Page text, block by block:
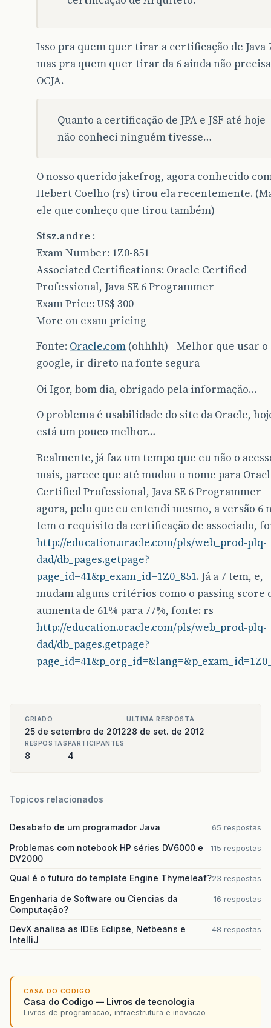
Isso pra quem quer tirar a certificação de Java
mas pra quem quer tirar da 6 ainda não
OCJA.
Quanto a certificação de JPA e JSF até hoje
não conheci ninguém tivesse…
O nosso querido jakefrog, agora conhecido
Hebert Coelho (rs) tirou ela recentemente.
ele que conheço que tirou também)
Stsz.andre :
Exam Number: 1Z0-851
Associated Certifications: Oracle Certified
Professional, Java SE 6 Programmer
Exam Price: US$ 300
More on exam pricing
Fonte: Oracle.com (ohhhh) - Melhor que usar o
google, ir direto na fonte segura
Oi Igor, bom dia, obrigado pela informação…
O problema é usabilidade do site da Oracle,
está um pouco melhor…
Realmente, já faz um tempo que eu não o
mais, parece que até mudou o nome para
Certified Professional, Java SE 6 Programmer
agora, pelo que eu entendi mesmo, a versão 6
tem o requisito da certificação de associado,
http://education.oracle.com/pls/web_prod-plq-
dad/db_pages.getpage?
page_id=41&p_exam_id=1Z0_851. Já a 7 tem, e,
mudam alguns critérios como o passing score
aumenta de 61% para 77%, fonte: rs
http://education.oracle.com/pls/web_prod-plq-
dad/db_pages.getpage?
CRIADO
25 de setembro de 2012
ULTIMA RESPOSTA
28 de set. de 2012
RESPOSTAS
8
PARTICIPANTES
4
Topicos relacionados
Desabafo de um programador Java 65 respostas
Problemas com notebook HP séries DV6000 e
DV2000
115 respostas
Qual é o futuro do template Engine Thymeleaf?23 respostas
Engenharia de Software ou Ciencias da
Computação?
16 respostas
DevX analisa as IDEs Eclipse, Netbeans e
IntelliJ
48 respostas
CASA DO CODIGO
Casa do Codigo — Livros de tecnologia
Livros de programacao, infraestrutura e inovacao